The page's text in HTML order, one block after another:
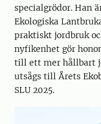
specialgrödor. Han
Ekologiska
praktiskt jordbruk
nyfikenhet gör
till ett mer hållbart
utsågs till Årets
SLU 2025.